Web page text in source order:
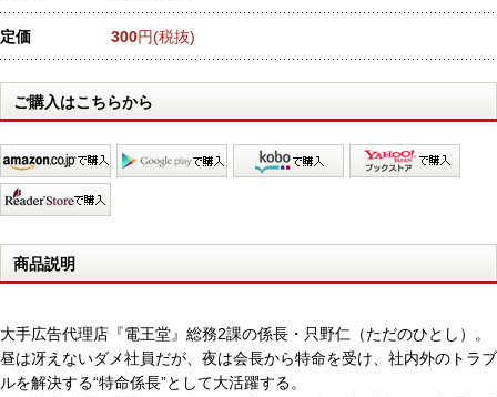
定価 300円(税抜)
ご購入はこちらから
商品説明
大手広告代理店『電王堂』総務2課の係長・只野仁（ただのひとし）。
昼は冴えないダメ社員だが、夜は会長から特命を受け、社内外のトラブ
ルを解決する“特命係長”として大活躍する。